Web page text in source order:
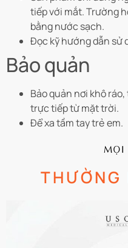
tiếp với mắt. Trường
bằng nước sạch.
Đọc kỹ hướng dẫn sử
Bảo quản
Bảo quản nơi khô
trực tiếp từ mặt trời.
Để xa tầm tay trẻ em.
THƯỜNG